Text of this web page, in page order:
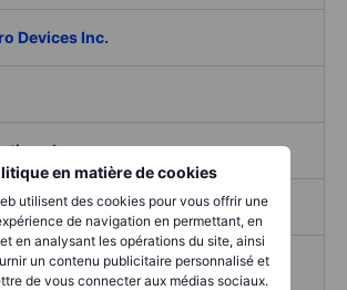
en matière de cookies
utilisent des cookies pour vous offrir une
de navigation en permettant, en
en analysant les opérations du site, ainsi
un contenu publicitaire personnalisé et
de vous connecter aux médias sociaux.
Devices Inc.
Inc.
AG